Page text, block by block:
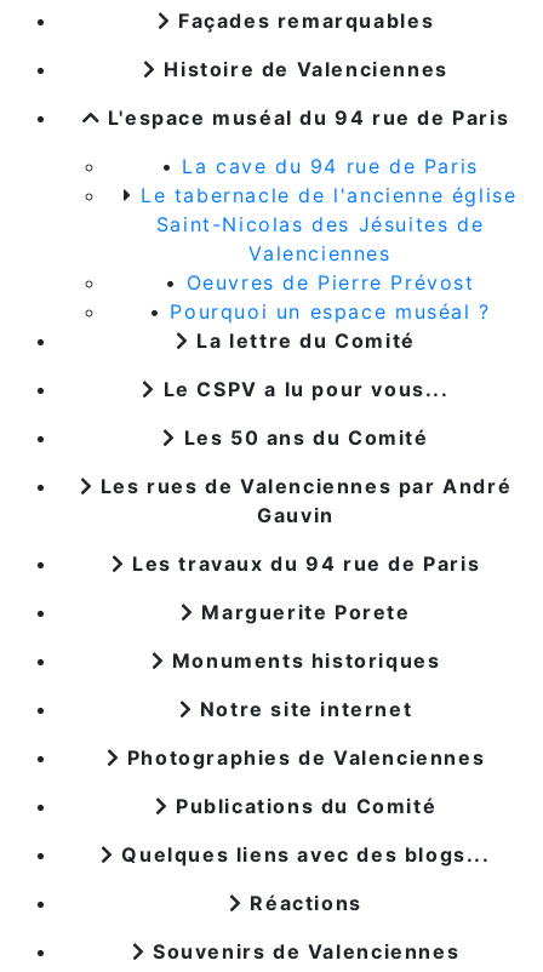
Façades remarquables
Histoire de Valenciennes
L'espace muséal du 94 rue de Paris
• La cave du 94 rue de Paris
Le tabernacle de l'ancienne église
Saint-Nicolas des Jésuites de
Valenciennes
• Oeuvres de Pierre Prévost
• Pourquoi un espace muséal ?
La lettre du Comité
Le CSPV a lu pour vous...
Les 50 ans du Comité
Les rues de Valenciennes par André
Gauvin
Les travaux du 94 rue de Paris
Marguerite Porete
Monuments historiques
Notre site internet
Photographies de Valenciennes
Publications du Comité
Quelques liens avec des blogs...
Réactions
Souvenirs de Valenciennes